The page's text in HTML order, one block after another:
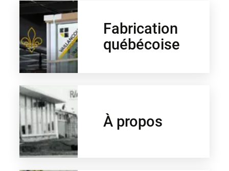
Fabrication
québécoise
À propos